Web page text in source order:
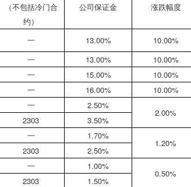
（不包括冷门合
约）
公司保证金 涨跌幅度
一 13.00%
10.00%
一 13.00%
10.00%
一 15.00%
10.00%
一 16.00% 10.00%
一 2.50%
2.00%
2303 3.50%
一 1.70%
1.20%
2303 2.50%
一 1.00%
0.50%
2303 1.50%